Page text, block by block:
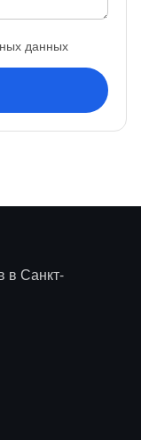
данных
в Санкт-